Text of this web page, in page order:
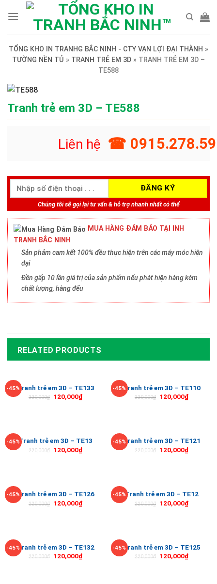
TỔNG KHO IN TRANHG BẮC NINH - CTY VẠN LỢI ĐẠI THÀNH »
TƯỜNG NỀN TỦ » TRANH TRẺ EM 3D » TRANH TRẺ EM 3D –
TE588
Tranh trẻ em 3D – TE588
Liên hệ ☎
Chúng tôi sẽ gọi lại tư vấn & hỗ trợ nhanh nhất có thể
MUA HÀNG ĐẢM BẢO TẠI INH
TRANH BẮC NINH
Sản phảm cam kết 100% đều thực hiện trên các máy móc hiện
đại
Đền gấp 10 lần giá trị của sản phẩm nếu phát hiện hàng kém
chất lượng, hàng đểu
RELATED PRODUCTS
-45%Tranh trẻ em 3D – TE133
220,000₫ 120,000₫
-45%Tranh trẻ em 3D – TE110
220,000₫ 120,000₫
-45%Tranh trẻ em 3D – TE13
220,000₫ 120,000₫
-45%Tranh trẻ em 3D – TE121
220,000₫ 120,000₫
-45%Tranh trẻ em 3D – TE126
220,000₫ 120,000₫
-45%Tranh trẻ em 3D – TE12
220,000₫ 120,000₫
-45%Tranh trẻ em 3D – TE132
220,000₫ 120,000₫
-45%Tranh trẻ em 3D – TE125
220,000₫ 120,000₫